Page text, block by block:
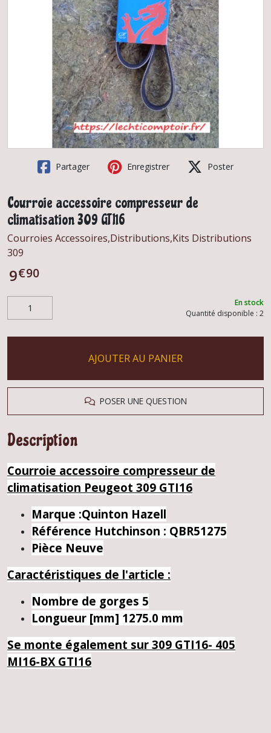
Partager Enregistrer Poster
Courroie accessoire compresseur de
climatisation 309 GTI16
Courroies Accessoires,Distributions,Kits Distributions
309
9€90
En stock
Quantité disponible : 2
AJOUTER AU PANIER
POSER UNE QUESTION
Description
Courroie accessoire compresseur de
climatisation Peugeot 309 GTI16
Marque :Quinton Hazell
Référence Hutchinson : QBR51275
Pièce Neuve
Caractéristiques de l'article :
Nombre de gorges 5
Longueur [mm] 1275.0 mm
Se monte également sur 309 GTI16- 405
MI16-BX GTI16